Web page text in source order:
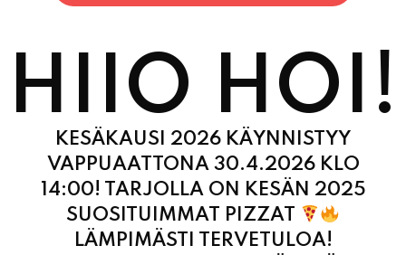
HIIO HOI!
KESÄKAUSI 2026 KÄYNNISTYY
VAPPUAATTONA 30.4.2026 KLO
14:00! TARJOLLA ON KESÄN 2025
SUOSITUIMMAT PIZZAT
LÄMPIMÄSTI TERVETULOA!
ENNAKKOVARAUKSET KÄTEVÄSTI
TÄSTÄ LINKISTÄ.